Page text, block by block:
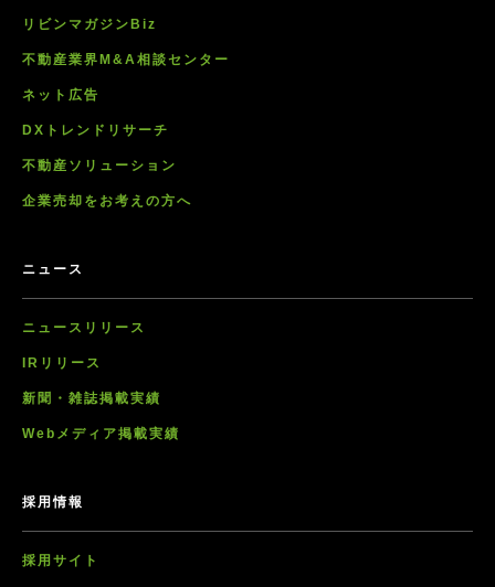
リビンマガジンBiz
不動産業界M&A相談センター
ネット広告
DXトレンドリサーチ
不動産ソリューション
企業売却をお考えの方へ
ニュース
ニュースリリース
IRリリース
新聞・雑誌掲載実績
Webメディア掲載実績
採用情報
採用サイト